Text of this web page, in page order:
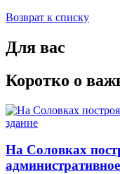
Возврат к списку
Для вас
Коротко о
На Соловках